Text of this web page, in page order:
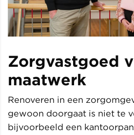
Zorgvastgoed
maatwerk
Renoveren in een
gewoon doorgaat is niet te
bijvoorbeeld een